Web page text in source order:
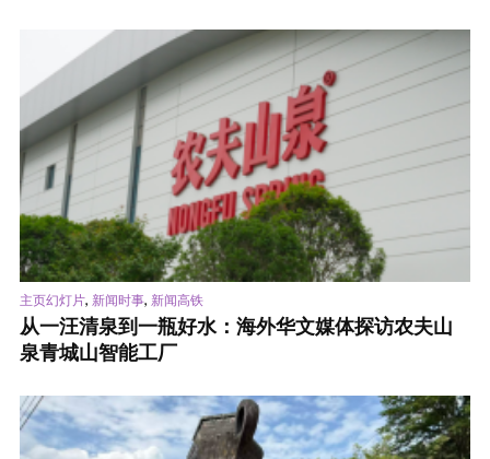
主页幻灯片, 新闻时事, 新闻高铁
从一汪清泉到一瓶好水：海外华文媒体探访农夫山
泉青城山智能工厂